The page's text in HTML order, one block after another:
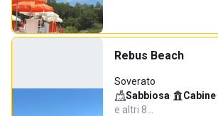
Rebus Beach
Soverato
Sabbiosa· Cabine·
e altri 8…